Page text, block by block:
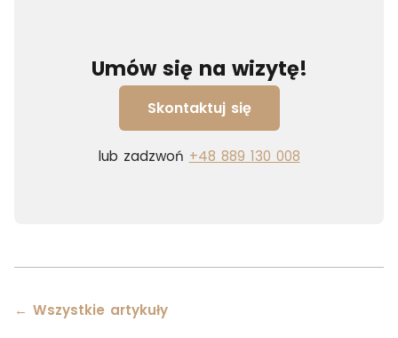
Umów się na wizytę!
Skontaktuj się
lub zadzwoń +48 889 130 008
← Wszystkie artykuły